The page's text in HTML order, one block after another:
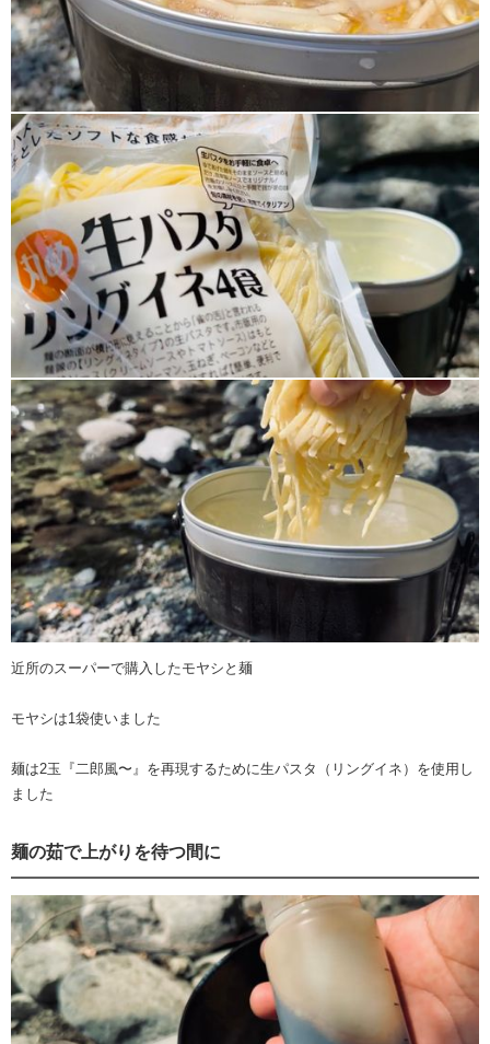
近所のスーパーで購入したモヤシと麺
モヤシは1袋使いました
麺は2玉『二郎風〜』を再現するために生パスタ（リングイネ）を使用し
ました
麺の茹で上がりを待つ間に